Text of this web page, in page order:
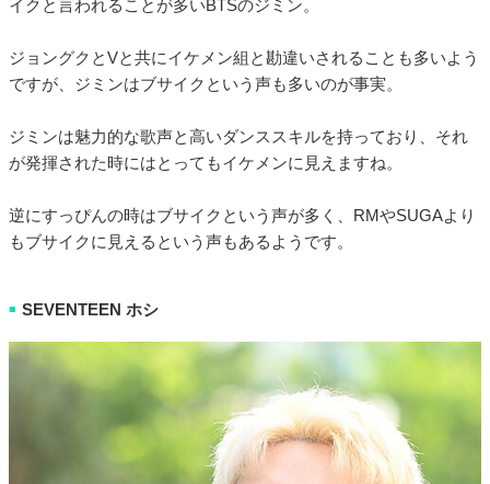
イクと言われることが多いBTSのジミン。
ジョングクとVと共にイケメン組と勘違いされることも多いよう
ですが、ジミンはブサイクという声も多いのが事実。
ジミンは魅力的な歌声と高いダンススキルを持っており、それ
が発揮された時にはとってもイケメンに見えますね。
逆にすっぴんの時はブサイクという声が多く、RMやSUGAより
もブサイクに見えるという声もあるようです。
■ SEVENTEEN ホシ